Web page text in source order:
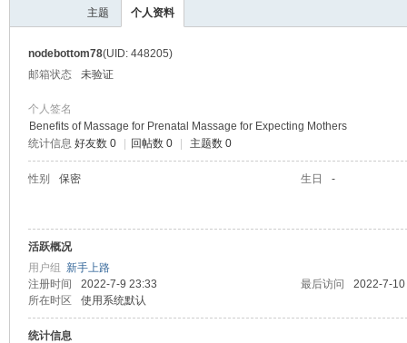
主题 个人资料
nodebottom78(UID: 448205)
邮箱状态
未验证
个人签名
Benefits of Massage for Prenatal Massage for Expecting Mothers
统计信息 好友数 0 回帖数 0 主题数 0
性别 保密 生日 -
活跃概况
用户组 新手上路
注册时间
2022-7-9 23:33 最后访问
2022-7-
所在时区
使用系统默认
统计信息